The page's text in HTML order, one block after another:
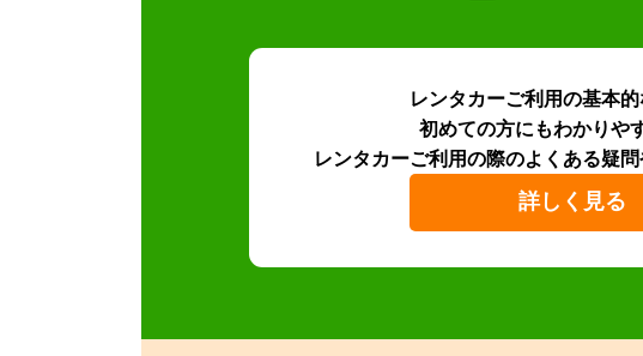
レンタカーご利用の基本
初めての方にもわかりや
レンタカーご利用の際のよくある疑問
詳しく見る